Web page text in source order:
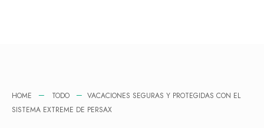
HOME TODO
VACACIONES SEGURAS Y PROTEGIDAS CON EL
SISTEMA EXTREME DE PERSAX